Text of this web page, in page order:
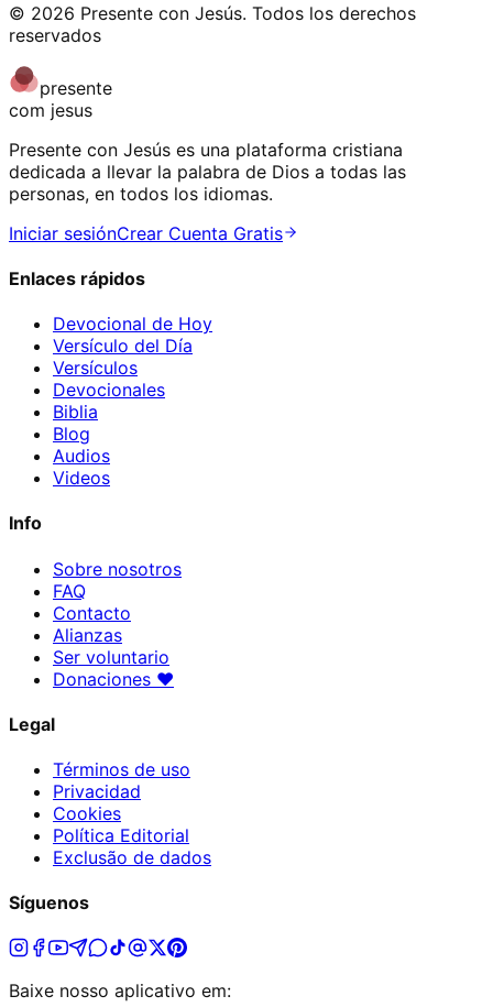
© 2026 Presente con Jesús. Todos los derechos
reservados
presente
com jesus
Presente con Jesús es una plataforma cristiana
dedicada a llevar la palabra de Dios a todas las
personas, en todos los idiomas.
Iniciar sesiónCrear Cuenta Gratis
Enlaces rápidos
Devocional de Hoy
Versículo del Día
Versículos
Devocionales
Biblia
Blog
Audios
Videos
Info
Sobre nosotros
FAQ
Contacto
Alianzas
Ser voluntario
Donaciones ♥
Legal
Términos de uso
Privacidad
Cookies
Política Editorial
Exclusão de dados
Síguenos
Baixe nosso aplicativo em: